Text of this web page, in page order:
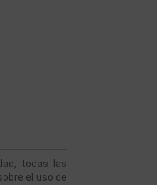
todas las
el uso de